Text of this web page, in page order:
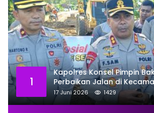
1
Kapolres Konsel Pimpin
Perbaikan Jalan di
Titik Rusak Siap Ditambal
17 Juni 2026 1429